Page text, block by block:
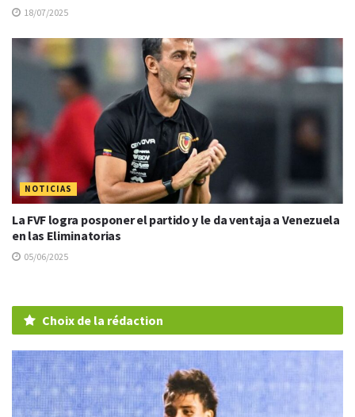
18/07/2025
NOTICIAS
La FVF logra posponer el partido y le da ventaja a Venezuela
en las Eliminatorias
05/06/2025
Choix de la rédaction